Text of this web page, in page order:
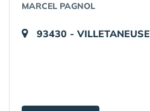
MARCEL PAGNOL
93430 - VILLETANEUSE